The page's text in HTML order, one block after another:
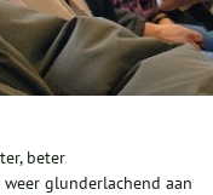
beter
glunderlachend aan